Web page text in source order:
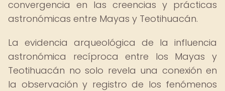
convergencia en las creencias y prácticas
astronómicas entre Mayas y Teotihuacán.
La evidencia arqueológica de la influencia
astronómica recíproca entre los Mayas y
Teotihuacán no solo revela una conexión en
la observación y registro de los fenómenos